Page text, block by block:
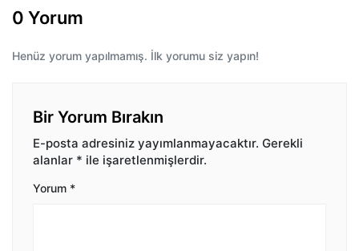
0 Yorum
Henüz yorum yapılmamış. İlk yorumu siz yapın!
Bir Yorum Bırakın
E-posta adresiniz yayımlanmayacaktır. Gerekli
alanlar * ile işaretlenmişlerdir.
Yorum *